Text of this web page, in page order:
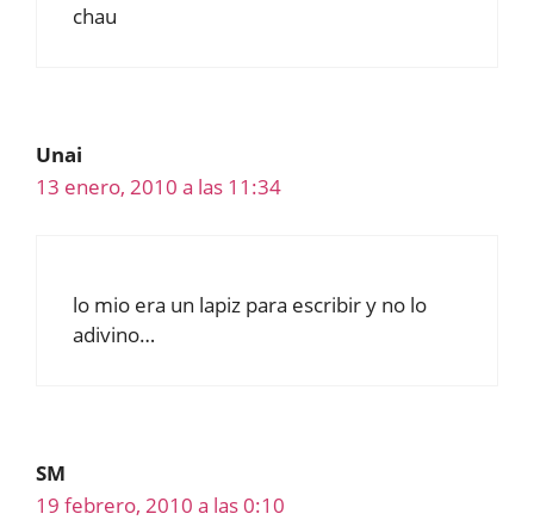
chau
Unai
13 enero, 2010 a las 11:34
lo mio era un lapiz para escribir y no lo
adivino…
SM
19 febrero, 2010 a las 0:10